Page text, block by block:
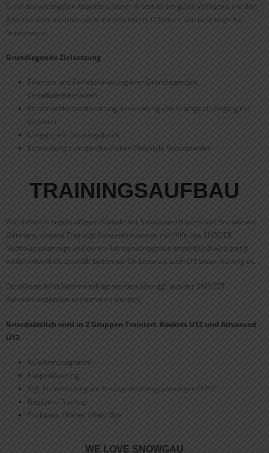
Einer der wichtigsten Aspekte unserer Arbeit ist ein gutes Verhältnis mit den
Athleten aber natürlich auch mit den Eltern, Offenheit und bestmögliche
Transparenz.
Grundlegende Zielsetzung
Erlernen und Perfektionierung aller Grundlegenden
Snowboardtechniken
Persönlichkeitsentwicklung, Entwicklung von Teamgeist Umgang mit
Gefahren
Umgang mit Leistungsdruck
Entwicklung zum ganzheitlichen Freestyle Snowboarder
TRAININGSAUFBAU
Wir stehen in regelmäßigem Kontakt mit Snowboard Bayern und Snowboard
Germany. Unsere Trainings Konzeption wurde mit Hilfe des SNBGER
Nachwuchskonzept und deren Rahmenkonzeption erstellt und wird stetig
weiterentwickelt. Deshalb bieten wir On Snow als auch Off Snow Training an.
Detaillierte Infos können erfragt werden oder ggf. aus der SNBGER
Rahmenkonzeption entnommen werden.
Grundsätzlich wird in 2 Gruppen Trainiert. Rookies U12 und Advanced
Ü12
Aufwärmprogramm
Funparktraining
Ggf. Pistentraining am Freitagnachmittag vorwiegend U12
Bag Jump Training
Trickbook / Kicker / Rail / Box
WE LOVE SNOWGAU